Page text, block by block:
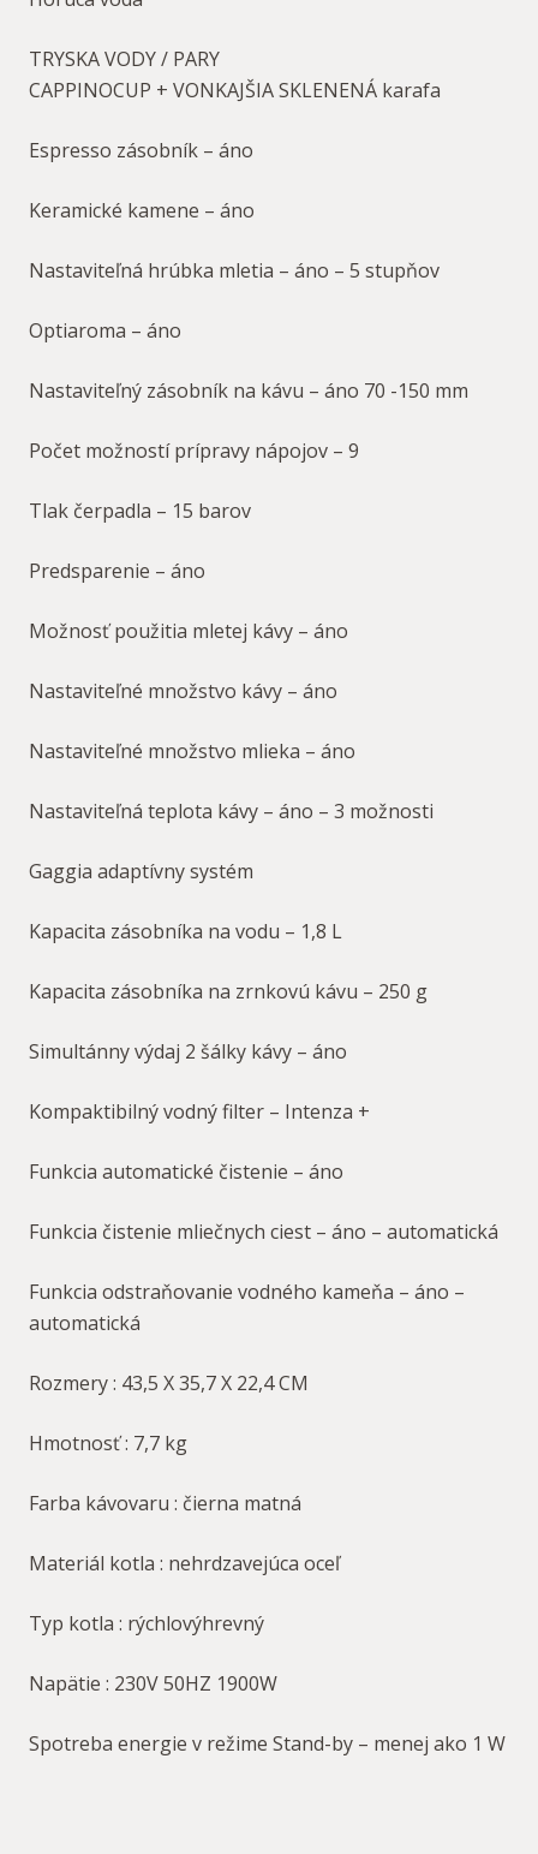
TRYSKA VODY / PARY
CAPPINOCUP + VONKAJŠIA SKLENENÁ karafa
Espresso zásobník – áno
Keramické kamene – áno
Nastaviteľná hrúbka mletia – áno – 5 stupňov
Optiaroma – áno
Nastaviteľný zásobník na kávu – áno 70 -150 mm
Počet možností prípravy nápojov – 9
Tlak čerpadla – 15 barov
Predsparenie – áno
Možnosť použitia mletej kávy – áno
Nastaviteľné množstvo kávy – áno
Nastaviteľné množstvo mlieka – áno
Nastaviteľná teplota kávy – áno – 3 možnosti
Gaggia adaptívny systém
Kapacita zásobníka na vodu – 1,8 L
Kapacita zásobníka na zrnkovú kávu – 250 g
Simultánny výdaj 2 šálky kávy – áno
Kompaktibilný vodný filter – Intenza +
Funkcia automatické čistenie – áno
Funkcia čistenie mliečnych ciest – áno – automatická
Funkcia odstraňovanie vodného kameňa – áno –
automatická
Rozmery : 43,5 X 35,7 X 22,4 CM
Hmotnosť : 7,7 kg
Farba kávovaru : čierna matná
Materiál kotla : nehrdzavejúca oceľ
Typ kotla : rýchlovýhrevný
Napätie : 230V 50HZ 1900W
Spotreba energie v režime Stand-by – menej ako 1 W